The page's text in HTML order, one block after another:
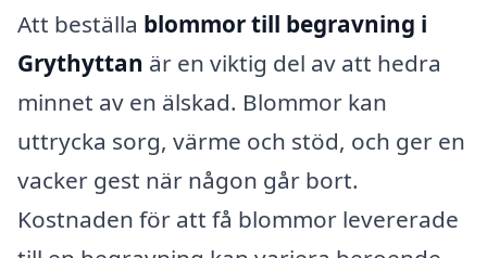
Att beställa blommor till begravning i
Grythyttan är en viktig del av att hedra
minnet av en älskad. Blommor kan
uttrycka sorg, värme och stöd, och ger en
vacker gest när någon går bort.
Kostnaden för att få blommor levererade